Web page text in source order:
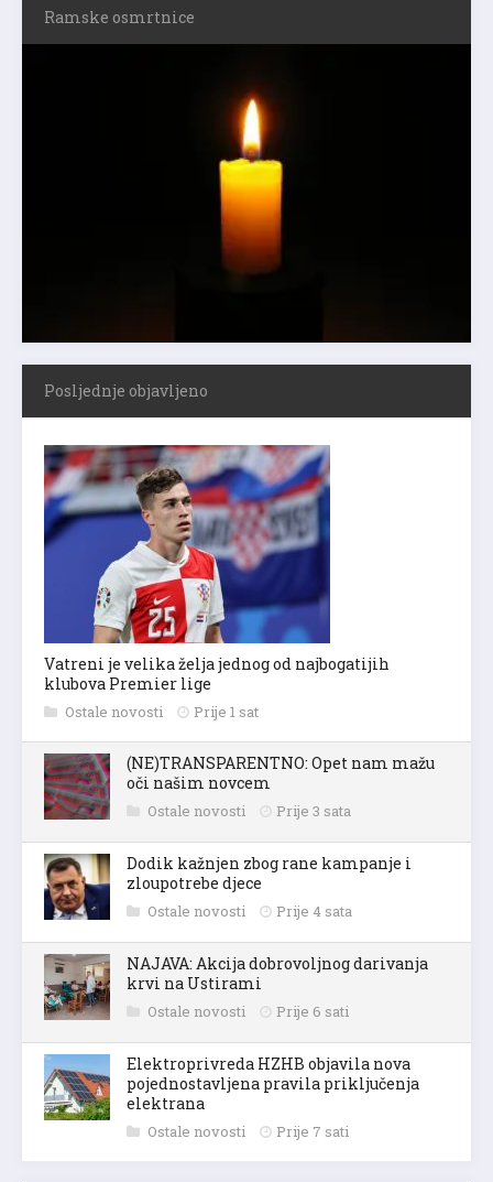
Ramske osmrtnice
Posljednje objavljeno
Vatreni je velika želja jednog od najbogatijih
klubova Premier lige
Ostale novosti Prije 1 sat
(NE)TRANSPARENTNO: Opet nam mažu
oči našim novcem
Ostale novosti Prije 3 sata
Dodik kažnjen zbog rane kampanje i
zloupotrebe djece
Ostale novosti Prije 4 sata
NAJAVA: Akcija dobrovoljnog darivanja
krvi na Ustirami
Ostale novosti Prije 6 sati
Elektroprivreda HZHB objavila nova
pojednostavljena pravila priključenja
elektrana
Ostale novosti Prije 7 sati